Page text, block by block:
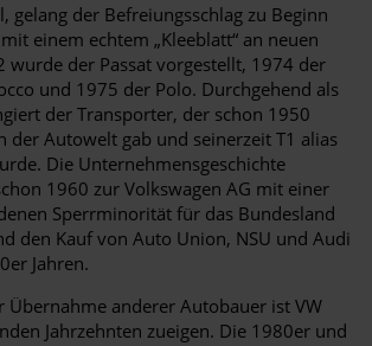
gelang der Befreiungsschlag zu Beginn
einem echtem „Kleeblatt“ an neuen
wurde der Passat vorgestellt, 1974 der
und 1975 der Polo. Durchgehend als
der Transporter, der schon 1950
der Autowelt gab und seinerzeit T1 alias
Die Unternehmensgeschichte
1960 zur Volkswagen AG mit einer
Sperrminorität für das Bundesland
den Kauf von Auto Union, NSU und Audi
Jahren.
Übernahme anderer Autobauer ist VW
Jahrzehnten zueigen. Die 1980er und